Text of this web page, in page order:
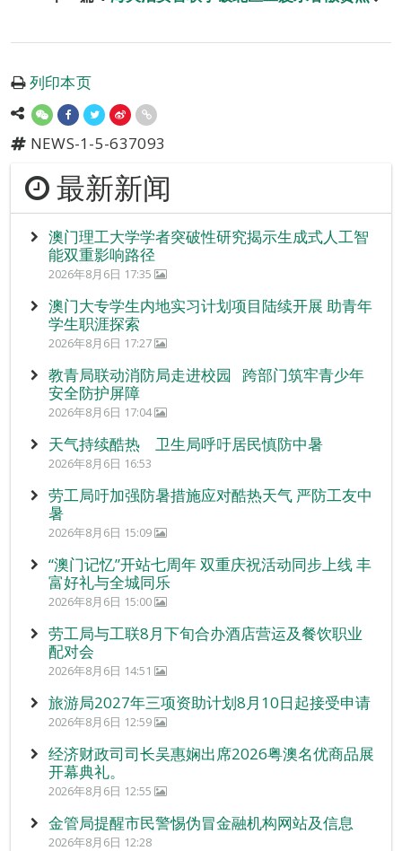
列印本页
NEWS-1-5-637093
最新新闻
澳门理工大学学者突破性研究揭示生成式人工智
能双重影响路径
2026年8月6日 17:35
澳门大专学生内地实习计划项目陆续开展 助青年
学生职涯探索
2026年8月6日 17:27
教青局联动消防局走进校园 跨部门筑牢青少年
安全防护屏障
2026年8月6日 17:04
天气持续酷热 卫生局呼吁居民慎防中暑
2026年8月6日 16:53
劳工局吁加强防暑措施应对酷热天气 严防工友中
暑
2026年8月6日 15:09
“澳门记忆”开站七周年 双重庆祝活动同步上线 丰
富好礼与全城同乐
2026年8月6日 15:00
劳工局与工联8月下旬合办酒店营运及餐饮职业
配对会
2026年8月6日 14:51
旅游局2027年三项资助计划8月10日起接受申请
2026年8月6日 12:59
经济财政司司长吴惠娴出席2026粤澳名优商品展
开幕典礼。
2026年8月6日 12:55
金管局提醒市民警惕伪冒金融机构网站及信息
2026年8月6日 12:28